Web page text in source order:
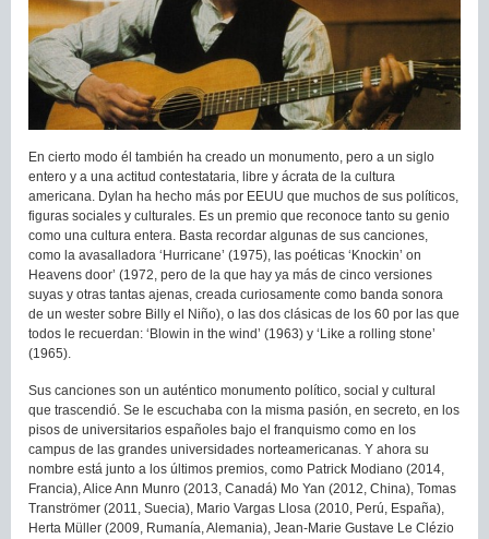
En cierto modo él también ha creado un monumento, pero a un siglo
entero y a una actitud contestataria, libre y ácrata de la cultura
americana. Dylan ha hecho más por EEUU que muchos de sus políticos,
figuras sociales y culturales. Es un premio que reconoce tanto su genio
como una cultura entera. Basta recordar algunas de sus canciones,
como la avasalladora ‘Hurricane’ (1975), las poéticas ‘Knockin’ on
Heavens door’ (1972, pero de la que hay ya más de cinco versiones
suyas y otras tantas ajenas, creada curiosamente como banda sonora
de un wester sobre Billy el Niño), o las dos clásicas de los 60 por las que
todos le recuerdan: ‘Blowin in the wind’ (1963) y ‘Like a rolling stone’
(1965).
Sus canciones son un auténtico monumento político, social y cultural
que trascendió. Se le escuchaba con la misma pasión, en secreto, en los
pisos de universitarios españoles bajo el franquismo como en los
campus de las grandes universidades norteamericanas. Y ahora su
nombre está junto a los últimos premios, como Patrick Modiano (2014,
Francia), Alice Ann Munro (2013, Canadá) Mo Yan (2012, China), Tomas
Tranströmer (2011, Suecia), Mario Vargas Llosa (2010, Perú, España),
Herta Müller (2009, Rumanía, Alemania), Jean-Marie Gustave Le Clézio